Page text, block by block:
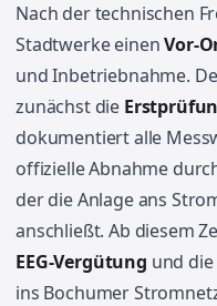
Nach der technischen
Stadtwerke einenVor-
und Inbetriebnahme.
zunächst die
dokumentiert alle
offizielle Abnahme
der die Anlage ans
anschließt. Ab diesem
EEG-Vergütung und
ins Bochumer